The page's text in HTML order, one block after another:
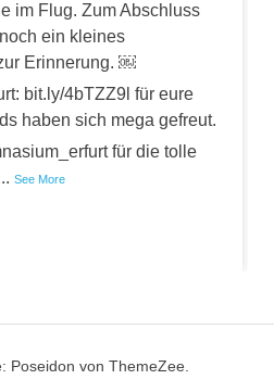
im Flug. Zum Abschluss
ein kleines
Erinnerung. ￼
bit.ly/4bTZZ9l für eure
haben sich mega gefreut.
für die tolle
See More
Poseidon von ThemeZee.